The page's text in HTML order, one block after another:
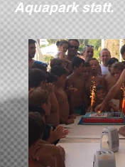
Aquapark statt.